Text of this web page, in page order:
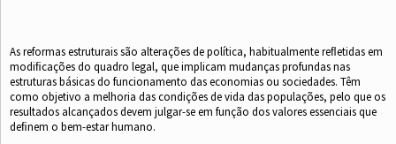
As reformas estruturais são alterações de política, habitualmente reﬂetidas em
modiﬁcações do quadro legal, que implicam mudanças profundas nas
estruturas básicas do funcionamento das economias ou sociedades. Têm
como objetivo a melhoria das condições de vida das populações, pelo que os
resultados alcançados devem julgar-se em função dos valores essenciais que
deﬁnem o bem-estar humano.